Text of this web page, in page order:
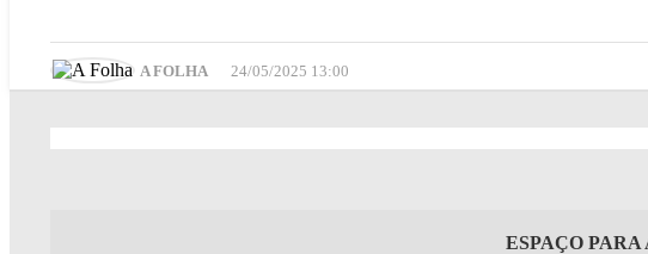
A FOLHA 24/05/2025 13:00
ESPAÇO